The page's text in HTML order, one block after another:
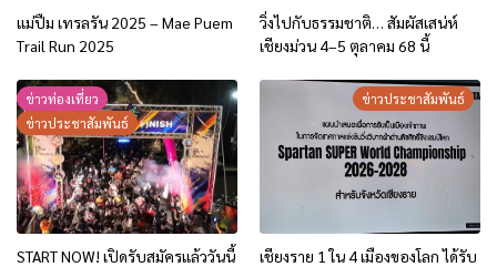
แม่ปืม เทรลรัน 2025 – Mae Puem
Trail Run 2025
วิ่งไปกับธรรมชาติ… สัมผัสเสน่ห์
เชียงม่วน 4–5 ตุลาคม 68 นี้
ข่าวท่องเที่ยว
ข่าวประชาสัมพันธ์
START NOW! เปิดรับสมัครแล้ววันนี้
ข่าวประชาสัมพันธ์
เชียงราย 1 ใน 4 เมืองของโลก ได้รับ